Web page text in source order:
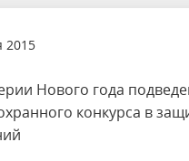
2015
Нового года
конкурса в